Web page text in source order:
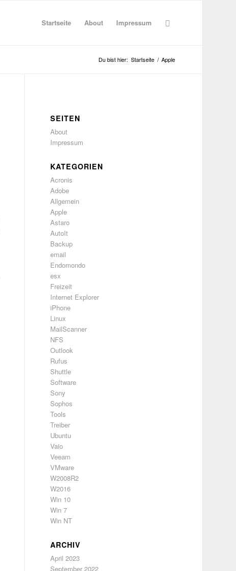
Startseite About Impressum
Du bist hier: Startseite / Apple
SEITEN
About
Impressum
KATEGORIEN
Acronis
Adobe
Allgemein
Apple
Astaro
AutoIt
Backup
email
Endomondo
esx
Freizeit
Internet Explorer
iPhone
Linux
MailScanner
NFS
Outlook
Rufus
Shuttle
Software
Sony
Sophos
Tools
Treiber
Ubuntu
Vaio
Veeam
VMware
W2008R2
W2016
Win 10
Win 7
Win NT
ARCHIV
April 2023
September 2022